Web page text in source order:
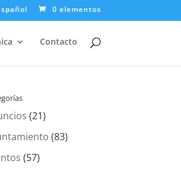
0 elementos
Contacto
(21)
(83)
(57)